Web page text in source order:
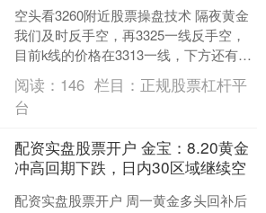
空头看3260附近股票操盘技术 隔夜黄金
我们及时反手空，再3325一线反手空，
目前k线的价格在3313一线，下方还有空
间，下一个支撑显示在3260附近，这个
也是....
阅读： 146 栏目： 正规股票杠杆平
台
配资实盘股票开户 金宝：8.20黄金
冲高回期下跌，日内30区域继续空
配资实盘股票开户 周一黄金多头回补后